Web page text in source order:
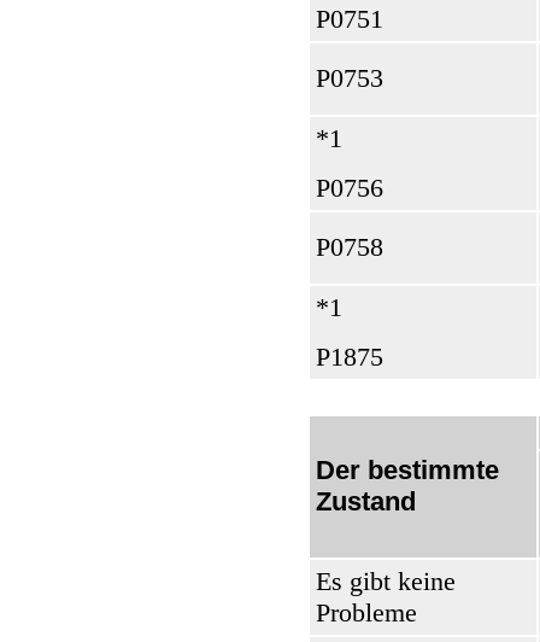
Р0751
Р0753
*1
Р0756
Р0758
*1
Р1875
Der bestimmte
Zustand
Es gibt keine
Probleme